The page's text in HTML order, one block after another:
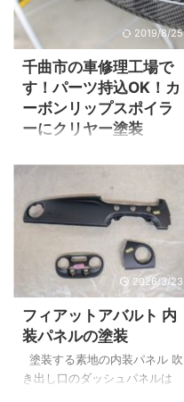
2019/8/25
千曲市の車修理工場で
す！パーツ持込OK！カ
ーボンリップスポイラ
ーにクリヤー塗装
何かよい方法は無いの？ また
はカーボンパーツの表面がく
すんだり、塗装が劣化してき
た！ そう言った場合には表面
を処理してその上にクリヤー
塗装をしてやると綺麗な光沢
劣化に関しては、状態がひど
い場合でない限りツヤを復活
させる事が可能です。 今回の
ご依頼内容は新品のカーボン
2026/3/23
フィアットアバルト 内
装パネルの塗装
塗装する素地の内装パネル 吹
き出し口のダッシュパネルは